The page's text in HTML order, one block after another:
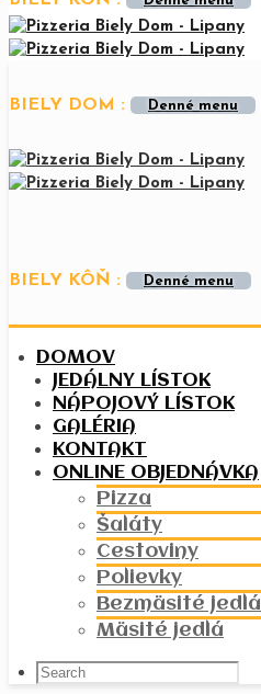
BIELY DOM : Denné menu
BIELY KÔŇ : Denné menu
DOMOV
JEDÁLNY LÍSTOK
NÁPOJOVÝ LÍSTOK
GALÉRIA
KONTAKT
ONLINE OBJEDNÁVKA
Pizza
Šaláty
Cestoviny
Polievky
Bezmäsité jedlá
Mäsité jedlá